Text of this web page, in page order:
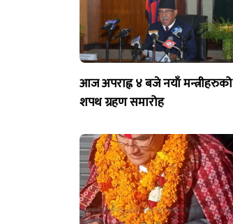
आज अपराह्न ४ बजे नयाँ मन्त्रीहरुको
शपथ ग्रहण समारोह